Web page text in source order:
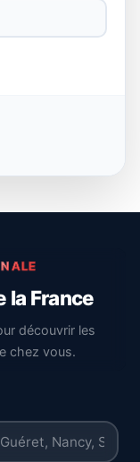
la France
découvrir les
chez vous.